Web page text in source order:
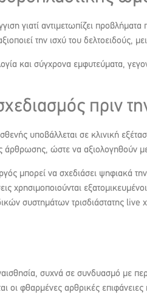
γιατί αντιμετωπίζει
την ισχύ του δελτοειδούς,
και σύγχρονα εμφυτεύματα,
πριν
υποβάλλεται σε κλινική
άρθρωσης, ώστε να αξιολογηθούν
μπορεί να σχεδιάσει ψηφιακά
χρησιμοποιούνται
συστημάτων τρισδιάστατης
συχνά σε συνδυασμό με
φθαρμένες αρθρικές επιφάνειες